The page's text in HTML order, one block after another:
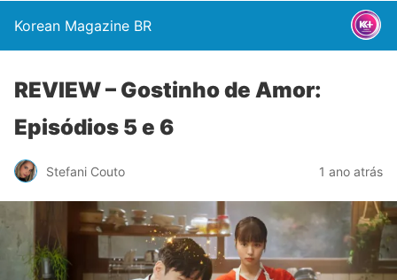
Korean Magazine BR
REVIEW – Gostinho de Amor:
Episódios 5 e 6
Stefani Couto 1 ano atrás